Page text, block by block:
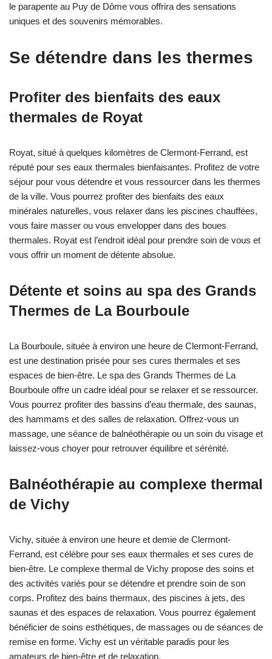
le parapente au Puy de Dôme vous offrira des sensations
uniques et des souvenirs mémorables.
Se détendre dans les thermes
Profiter des bienfaits des eaux
thermales de Royat
Royat, situé à quelques kilomètres de Clermont-Ferrand, est
réputé pour ses eaux thermales bienfaisantes. Profitez de votre
séjour pour vous détendre et vous ressourcer dans les thermes
de la ville. Vous pourrez profiter des bienfaits des eaux
minérales naturelles, vous relaxer dans les piscines chauffées,
vous faire masser ou vous envelopper dans des boues
thermales. Royat est l’endroit idéal pour prendre soin de vous et
vous offrir un moment de détente absolue.
Détente et soins au spa des Grands
Thermes de La Bourboule
La Bourboule, située à environ une heure de Clermont-Ferrand,
est une destination prisée pour ses cures thermales et ses
espaces de bien-être. Le spa des Grands Thermes de La
Bourboule offre un cadre idéal pour se relaxer et se ressourcer.
Vous pourrez profiter des bassins d’eau thermale, des saunas,
des hammams et des salles de relaxation. Offrez-vous un
massage, une séance de balnéothérapie ou un soin du visage et
laissez-vous choyer pour retrouver équilibre et sérénité.
Balnéothérapie au complexe thermal
de Vichy
Vichy, située à environ une heure et demie de Clermont-
Ferrand, est célèbre pour ses eaux thermales et ses cures de
bien-être. Le complexe thermal de Vichy propose des soins et
des activités variés pour se détendre et prendre soin de son
corps. Profitez des bains thermaux, des piscines à jets, des
saunas et des espaces de relaxation. Vous pourrez également
bénéficier de soins esthétiques, de massages ou de séances de
remise en forme. Vichy est un véritable paradis pour les
amateurs de bien-être et de relaxation.